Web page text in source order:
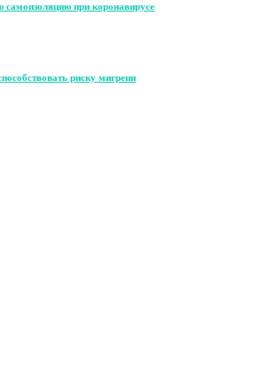
самоизоляцию при коронавирусе
риску мигрени